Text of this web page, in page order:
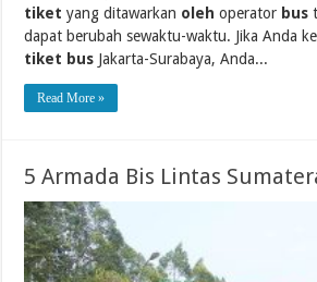
tiket yang ditawarkan oleh operator bus
dapat berubah sewaktu-waktu. Jika Anda
tiket bus Jakarta-Surabaya, Anda...
Read More »
5 Armada Bis Lintas